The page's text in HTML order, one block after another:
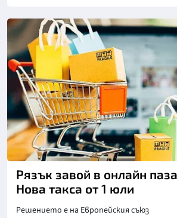
Рязък завой в онлайн
Нова такса от 1 юли
Решението е на Европейския съюз